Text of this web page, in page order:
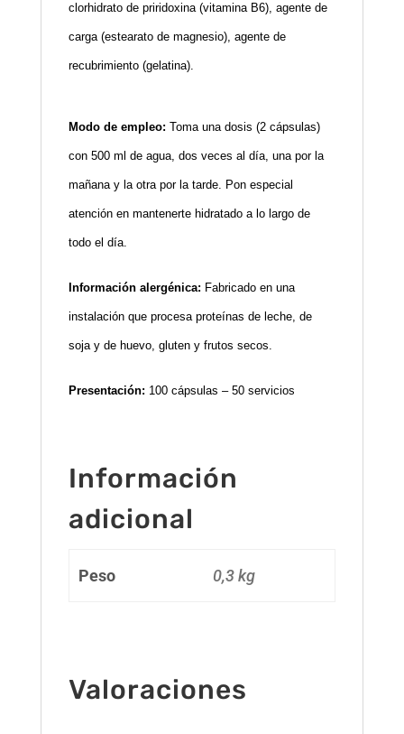
clorhidrato de priridoxina (vitamina B6), agente de
carga (estearato de magnesio), agente de
recubrimiento (gelatina).
Modo de empleo: Toma una dosis (2 cápsulas)
con 500 ml de agua, dos veces al día, una por la
mañana y la otra por la tarde. Pon especial
atención en mantenerte hidratado a lo largo de
todo el día.
Información alergénica: Fabricado en una
instalación que procesa proteínas de leche, de
soja y de huevo, gluten y frutos secos.
Presentación: 100 cápsulas – 50 servicios
Información
adicional
Peso 0,3 kg
Valoraciones